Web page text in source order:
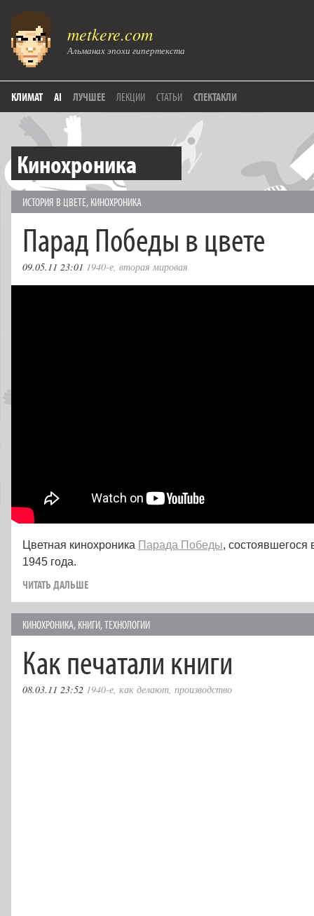
metkere.com
Альманах эпохи гипертекста
КЛИМАТ AI ЛУЧШЕЕ ЛЕКЦИИ СТАТЬИ СПЕКТАКЛИ
Кинохроника
ИСТОРИЯ В ЦВЕТЕ, КИНОХРОНИКА
Парад Победы в цвете
09.05.11 23:01 1940-е, вторая мировая
Цветная кинохроника Парада Победы,
1945 года.
ЧИТАТЬ ДАЛЬШЕ
КИНОХРОНИКА, КНИГИ,ТЕХНОЛОГИИ
Как печатали книги
08.03.11 23:52 1940-е, как делают, производство